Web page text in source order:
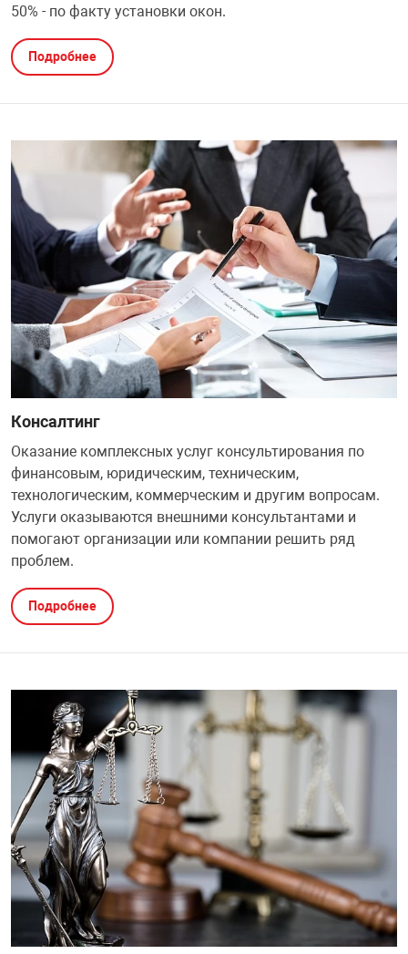
50% - по факту установки окон.
Подробнее
Консалтинг
Оказание комплексных услуг консультирования по
финансовым, юридическим, техническим,
технологическим, коммерческим и другим вопросам.
Услуги оказываются внешними консультантами и
помогают организации или компании решить ряд
проблем.
Подробнее